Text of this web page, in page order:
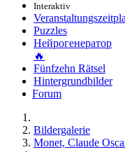
Interaktiv
Puzzles
Нейрогенератор
🔥
Fünfzehn Rätsel
Hintergrundbilder
Forum
Bildergalerie
Monet, Claude